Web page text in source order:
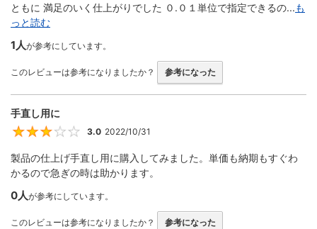
ともに 満足のいく仕上がりでした ０.０１単位で指定できるの...も
っと読む
1人が参考にしています。
このレビューは参考になりましたか？ 参考になった
手直し用に
3.0 2022/10/31
製品の仕上げ手直し用に購入してみました。単価も納期もすぐわ
かるので急ぎの時は助かります。
0人が参考にしています。
このレビューは参考になりましたか？ 参考になった